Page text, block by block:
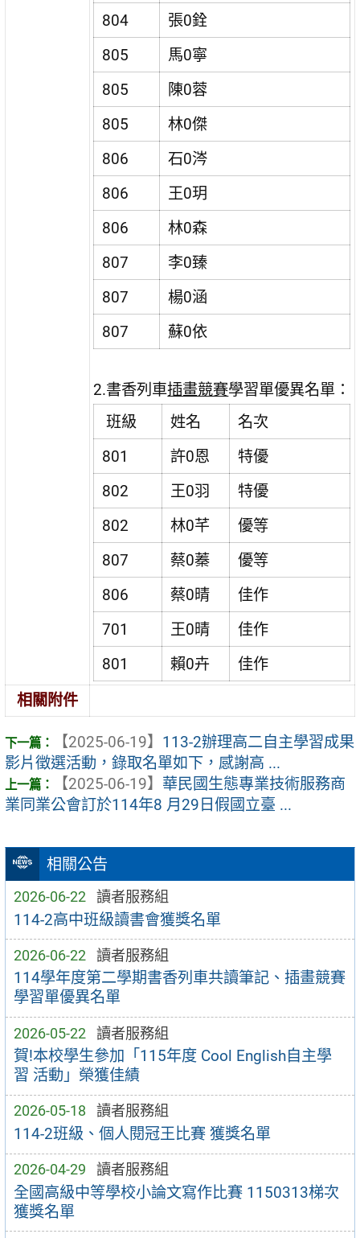
相關公告
2026-06-22 讀者服務組
114-2高中班級讀書會獲獎名單
2026-06-22 讀者服務組
114學年度第二學期書香列車共讀筆記、插畫競賽
學習單優異名單
2026-05-22 讀者服務組
賀!本校學生參加「115年度 Cool English自主學
習 活動」榮獲佳績
2026-05-18 讀者服務組
114-2班級、個人閱冠王比賽 獲獎名單
2026-04-29 讀者服務組
全國高級中等學校小論文寫作比賽 1150313梯次
獲獎名單
804
張0銓
805
馬0寧
805
陳0蓉
805
林0傑
806
石0涔
806
王0玥
806
林0森
807
李0臻
807
楊0涵
807
蘇0依
2.書香列車插畫競賽學習單優異名單：
班級
姓名
名次
801
許0恩
特優
802
王0羽
特優
802
林0芊
優等
807
蔡0蓁
優等
806
蔡0晴
佳作
701
王0晴
佳作
801
賴0卉
佳作
相關附件
【2025-06-19】 113-2辦理高二自主學習成果
影片徵選活動，錄取名單如下，感謝高 ...
【2025-06-19】 華民國生態專業技術服務商
業同業公會訂於114年8 月29日假國立臺 ...